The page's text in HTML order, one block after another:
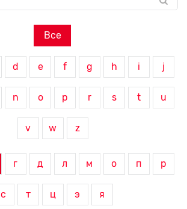
Все
d e f g h i j
n o p r s t u
v w z
г д л м о п р
с т ц э я